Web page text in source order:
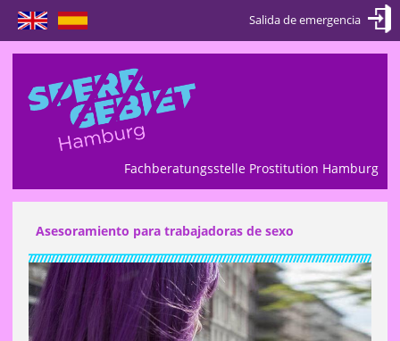
Fachberatungsstelle Prostitution Hamburg
Asesoramiento para trabajadoras de sexo
English